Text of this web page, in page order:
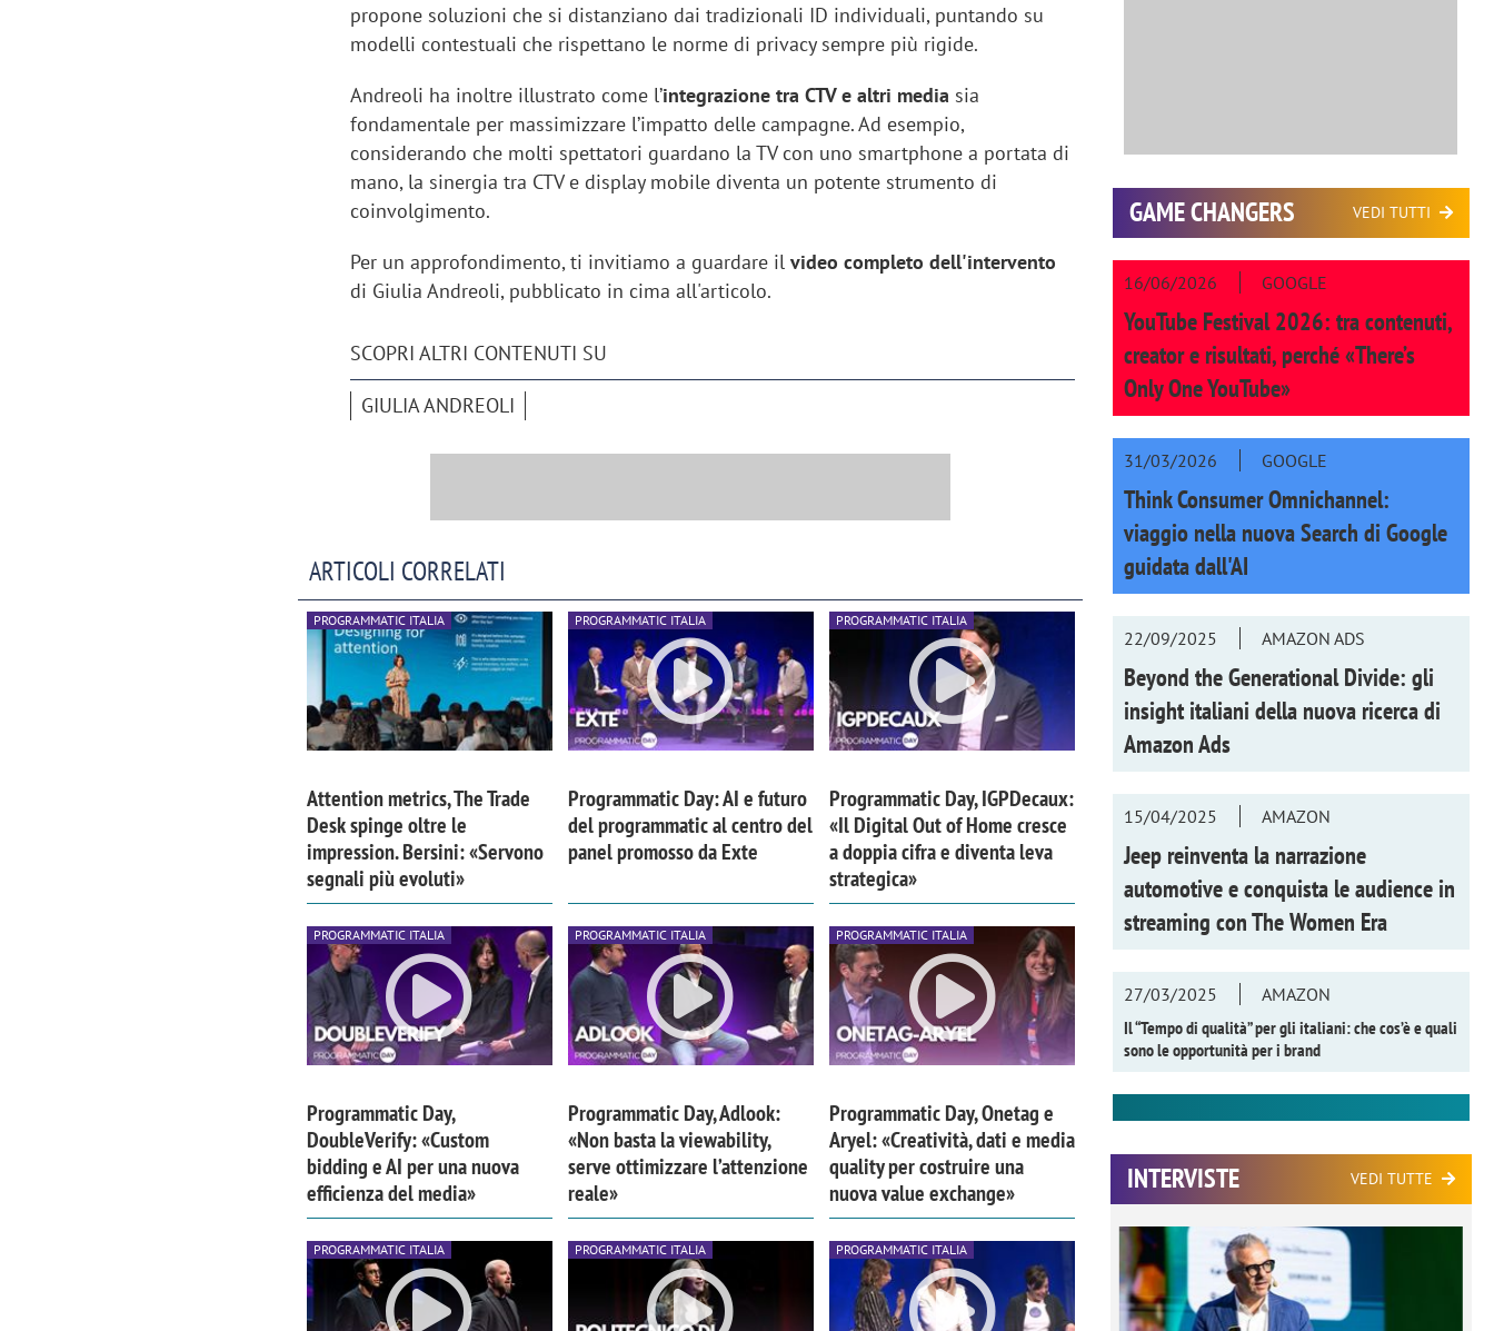
propone soluzioni che si distanziano dai tradizionali ID individuali, puntando su
modelli contestuali che rispettano le norme di privacy sempre più rigide.
Andreoli ha inoltre illustrato come l’integrazione tra CTV e altri media sia
fondamentale per massimizzare l’impatto delle campagne. Ad esempio,
considerando che molti spettatori guardano la TV con uno smartphone a portata di
mano, la sinergia tra CTV e display mobile diventa un potente strumento di
coinvolgimento.
Per un approfondimento, ti invitiamo a guardare ilvideo completo dell'intervento
di Giulia Andreoli, pubblicato in cima all'articolo.
SCOPRI ALTRI CONTENUTI SU
GIULIA ANDREOLI
ARTICOLI CORRELATI
PROGRAMMATIC ITALIA
Attention metrics, The Trade
Desk spinge oltre le
impression. Bersini: «Servono
segnali più evoluti»
PROGRAMMATIC ITALIA
Programmatic Day: AI e futuro
del programmatic al centro del
panel promosso da Exte
PROGRAMMATIC ITALIA
Programmatic Day, IGPDecaux:
«Il Digital Out of Home cresce
a doppia cifra e diventa leva
strategica»
PROGRAMMATIC ITALIA
Programmatic Day,
DoubleVerify: «Custom
bidding e AI per una nuova
efficienza del media»
PROGRAMMATIC ITALIA
Programmatic Day, Adlook:
«Non basta la viewability,
serve ottimizzare l’attenzione
reale»
PROGRAMMATIC ITALIA
Programmatic Day, Onetag e
Aryel: «Creatività, dati e media
quality per costruire una
nuova value exchange»
PROGRAMMATIC ITALIA PROGRAMMATIC ITALIA PROGRAMMATIC ITALIA
GAME CHANGERS VEDI TUTTI
16/06/2026 GOOGLE
YouTube Festival 2026: tra contenuti,
creator e risultati, perché «There’s
Only One YouTube»
31/03/2026 GOOGLE
Think Consumer Omnichannel:
viaggio nella nuova Search di Google
guidata dall'AI
22/09/2025 AMAZON ADS
Beyond the Generational Divide: gli
insight italiani della nuova ricerca di
Amazon Ads
15/04/2025 AMAZON
Jeep reinventa la narrazione
automotive e conquista le audience in
streaming conThe Women Era
27/03/2025
AMAZON
Il “Tempo di qualità” per gli italiani: che cos’è e quali
sono le opportunità per i brand
INTERVISTE VEDI TUTTE